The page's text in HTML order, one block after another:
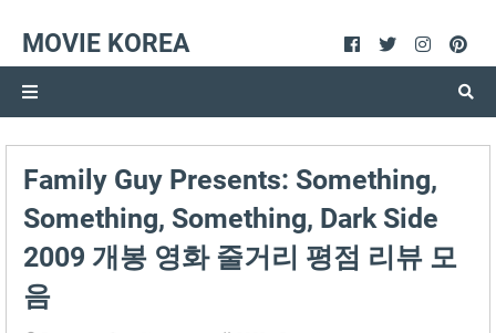
MOVIE KOREA
Family Guy Presents: Something,
Something, Something, Dark Side
2009 개봉 영화 줄거리 평점 리뷰 모
음